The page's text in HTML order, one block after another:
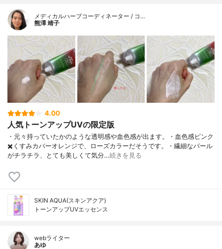
メディカルハーブコーディネーター / コ…
熊澤 靖子
4.00
人気トーンアップUVの限定版
・元々持っていたかのような透明感や血色感が出ます。・血色感ピンク
✖️くすみカバーオレンジで、ローズカラーだそうです。・繊細なパール
がチラチラ、とても美しくて気分…続きを見る
SKIN AQUA(スキンアクア)
トーンアップUVエッセンス
webライター
あゆ